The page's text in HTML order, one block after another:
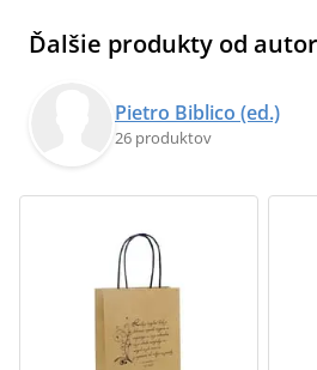
Ďalšie produkty od
Pietro Biblico (ed.)
26 produktov